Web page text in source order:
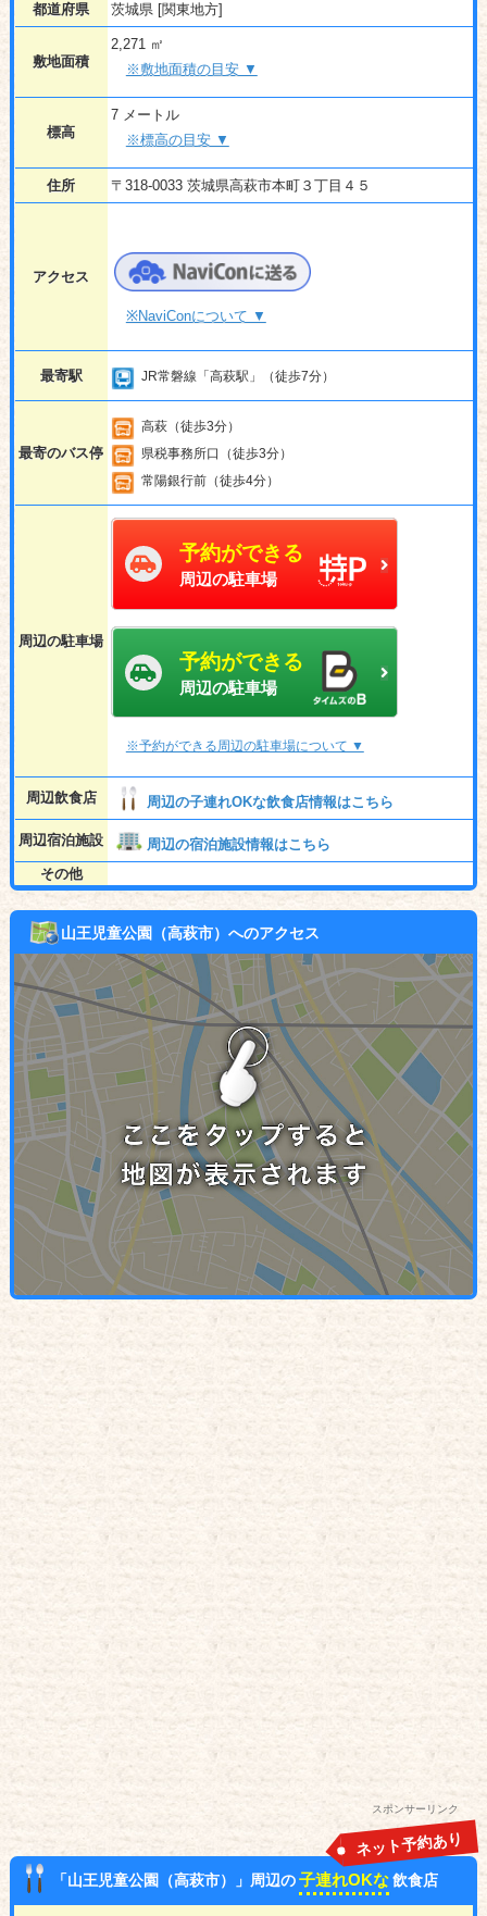
都道府県 茨城県 [関東地方]
敷地面積
2,271 ㎡
※敷地面積の目安 ▼
標高
7 メートル
※標高の目安 ▼
住所 〒318-0033 茨城県高萩市本町３丁目４５
アクセス
※NaviConについて ▼
最寄駅 JR常磐線「高萩駅」（徒歩7分）
最寄のバス停
高萩（徒歩3分）
県税事務所口（徒歩3分）
常陽銀行前（徒歩4分）
周辺の駐車場
予約ができる
周辺の駐車場
予約ができる
周辺の駐車場
※予約ができる周辺の駐車場について ▼
周辺飲食店 周辺の子連れOKな飲食店情報はこちら
周辺宿泊施設
周辺の宿泊施設情報はこちら
その他
山王児童公園（高萩市）へのアクセス
スポンサーリンク
「山王児童公園（高萩市）」周辺の子連れOKな 飲食店
ネット予約あり